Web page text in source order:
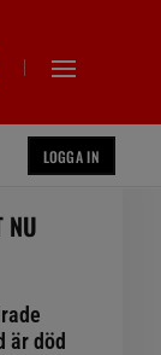
LOGGA IN
NU
är död